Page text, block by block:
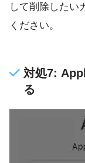
して削除したい
ください。
対処7:
る